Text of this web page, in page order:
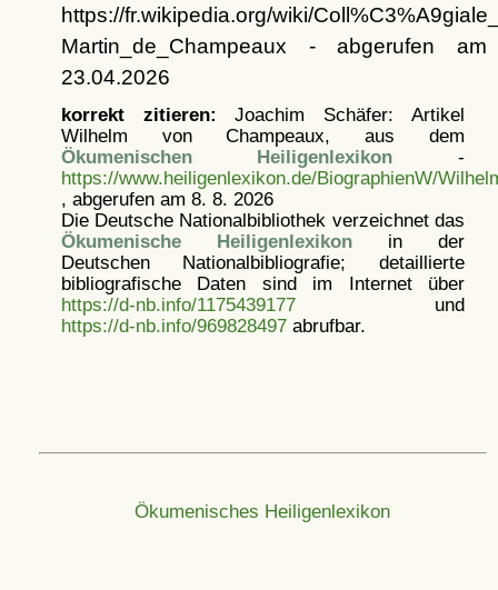
https://fr.wikipedia.org/wiki/
Martin_de_Champeaux - abgerufen am
23.04.2026
korrekt zitieren: Joachim Schäfer: Artikel
Wilhelm von Champeaux, aus dem
Ökumenischen Heiligenlexikon -
https://www.heiligenlexikon.de/BiographienW/
, abgerufen am 8. 8. 2026
Die Deutsche Nationalbibliothek verzeichnet das
Ökumenische Heiligenlexikonin der
Deutschen Nationalbibliografie; detaillierte
bibliografische Daten sind im Internet über
https://d-nb.info/1175439177und
https://d-nb.info/969828497abrufbar.
Ökumenisches Heiligenlexikon